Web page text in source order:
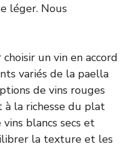
léger. Nous
un vin en accord
variés de la paella
de vins rouges
à la richesse du plat
blancs secs et
la texture et les